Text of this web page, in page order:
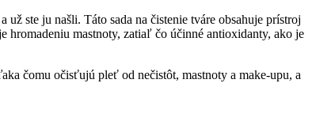
ste ju našli. Táto sada na čistenie tváre obsahuje prístroj
mastnoty, zatiaľ čo účinné antioxidanty, ako je
čomu očisťujú pleť od nečistôt, mastnoty a make-upu, a